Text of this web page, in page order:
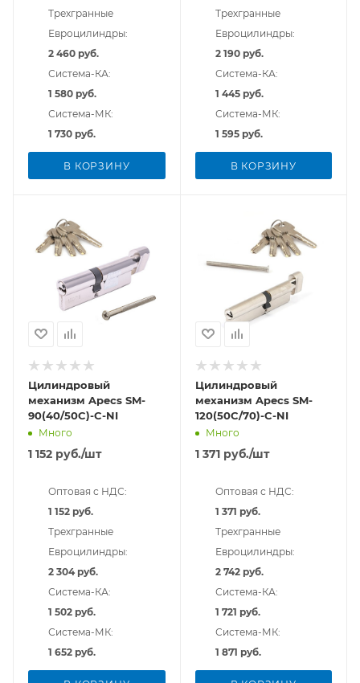
Трехгранные
Евроцилиндры:
2 460 руб.
Система-КА:
1 580 руб.
Система-МК:
1 730 руб.
В КОРЗИНУ
Трехгранные
Евроцилиндры:
2 190 руб.
Система-КА:
1 445 руб.
Система-МК:
1 595 руб.
В КОРЗИНУ
Цилиндровый
механизм Apecs SM-
90(40/50C)-C-NI
Много
1 152 руб./шт
Оптовая с НДС:
1 152 руб.
Трехгранные
Евроцилиндры:
2 304 руб.
Система-КА:
1 502 руб.
Система-МК:
1 652 руб.
Цилиндровый
механизм Apecs SM-
120(50C/70)-C-NI
Много
1 371руб./шт
Оптовая с НДС:
1 371 руб.
Трехгранные
Евроцилиндры:
2 742 руб.
Система-КА:
1 721 руб.
Система-МК:
1 871 руб.